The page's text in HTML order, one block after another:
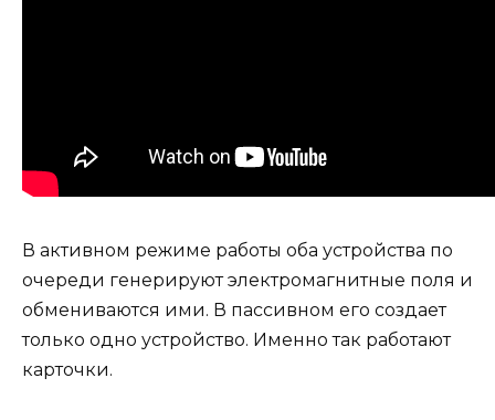
В активном режиме работы оба устройства по
очереди генерируют электромагнитные поля и
обмениваются ими. В пассивном его создает
только одно устройство. Именно так работают
карточки.